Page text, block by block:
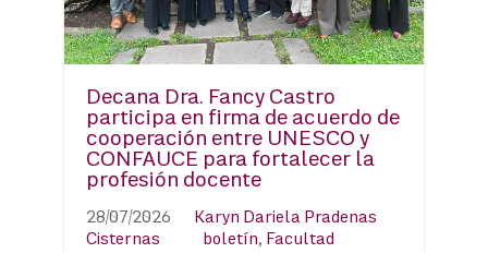
Decana Dra. Fancy Castro
participa en firma de acuerdo de
cooperación entre UNESCO y
CONFAUCE para fortalecer la
profesión docente
28/07/2026
Karyn Dariela Pradenas
Cisternas
boletín, Facultad